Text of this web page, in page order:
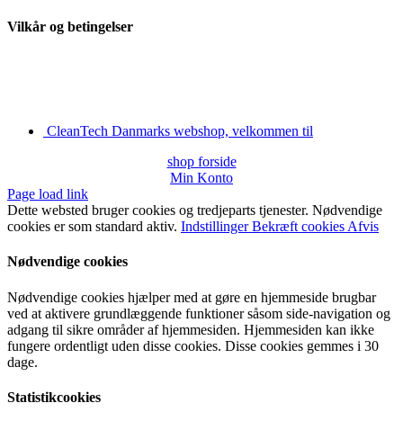
Vilkår og betingelser
CleanTech Danmarks webshop, velkommen til
shop forside
Min Konto
Page load link
Dette websted bruger cookies og tredjeparts tjenester. Nødvendige
cookies er som standard aktiv. IndstillingerBekræft cookies Afvis
Nødvendige cookies
Nødvendige cookies hjælper med at gøre en hjemmeside brugbar
ved at aktivere grundlæggende funktioner såsom side-navigation og
adgang til sikre områder af hjemmesiden. Hjemmesiden kan ikke
fungere ordentligt uden disse cookies. Disse cookies gemmes i 30
dage.
Statistikcookies